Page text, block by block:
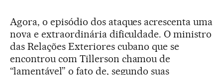
Agora, o episódio dos ataques acrescenta uma
nova e extraordinária dificuldade. O ministro
das Relações Exteriores cubano que se
encontrou com Tillerson chamou de
“lamentável” o fato de, segundo suas